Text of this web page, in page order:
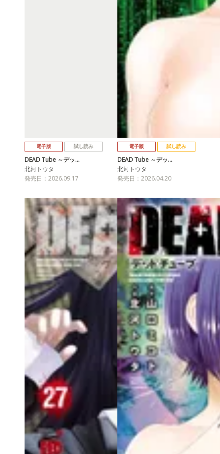
電子版 試し読み
DEAD Tube ～デッ…
北河トウタ
発売日：2026.09.17
電子版 試し読み
DEAD Tube ～デッ…
北河トウタ
発売日：2026.04.20